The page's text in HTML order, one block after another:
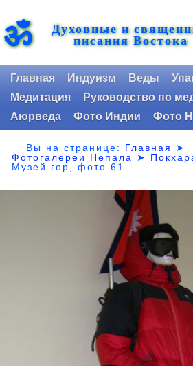
ॐ Духовные и
писания Востока
Главная Индуизм Веды
Медитация
Руководство по
Аюрведа
Фото Индии Фото
Вы на странице: Главная
➤
Фотогалереи Непала
➤
Музей гор,фото 61.